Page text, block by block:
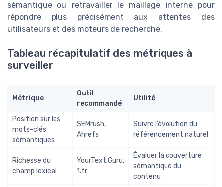
sémantique ou retravailler le maillage interne pour
répondre plus précisément aux attentes des
utilisateurs et des moteurs de recherche.
Tableau récapitulatif des métriques à
surveiller
Métrique
Outil
recommandé
Utilité
Position sur les
mots-clés
sémantiques
SEMrush,
Ahrefs
Suivre l’évolution du
référencement naturel
Richesse du
champ lexical
YourText.Guru,
1.fr
Évaluer la couverture
sémantique du
contenu